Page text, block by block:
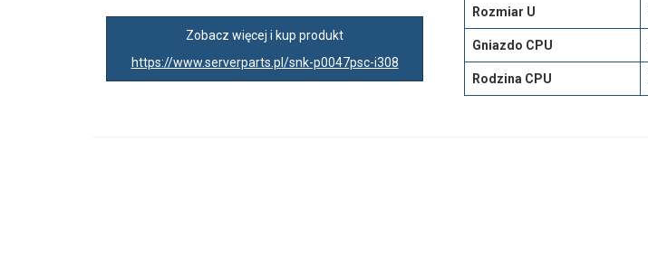
Zobacz więcej i kup produkt
https://www.serverparts.pl/snk-p0047psc-i308
Rozmiar U
Gniazdo CPU
Rodzina CPU